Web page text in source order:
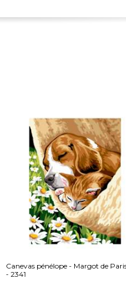
Canevas pénélope - Margot de
- 2341